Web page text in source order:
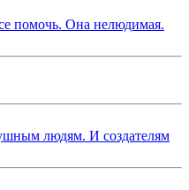
помочь. Она нелюдимая.
людям. И создателям